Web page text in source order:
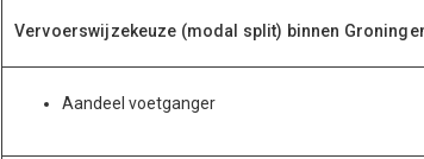
Vervoerswijzekeuze (modal split) binnen
Aandeel voetganger